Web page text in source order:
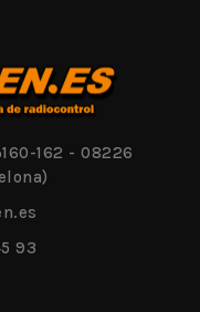
162 - 08226
93